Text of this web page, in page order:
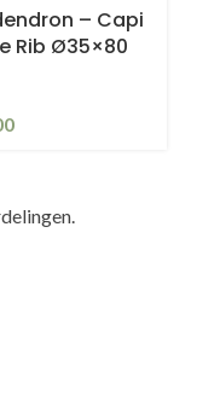
– Capi
Rib Ø35×80